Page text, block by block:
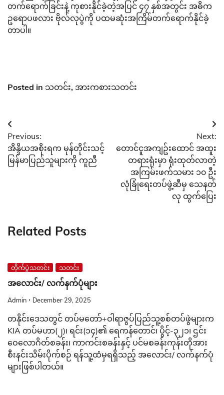
တက်ရောက်ခြင်းနဲ့ ကုစားနိုင်ခဲ့တဲ့အပြင် ၄၇ နှစ်အတွင်း အဓိက
ဥရောပဖလား ဗိုလ်လုပွဲကို ပထမဆုံးအကြိမ်တက်ရောက်နိုင်ခဲ့
တာပါ။
Posted in သတင်း, အားကစားသတင်း
Post
navigation
Previous:
အိန္ဒိယအစိုးရက မုန်တိုင်းသင့်
မြန်မာပြည်သူများကို ကူညီ
Next:
တောင်ငူအကျဥ်းထောင် အထူး
တရားရုံးမှာ ရုံးထုတ်လာတဲ့
အကြမ်းဖက်သမား ၁၀ ဦး
လုံခြုံရေးတပ်ဖွဲ့ဆီမှ သေနတ်
လု ထွက်ပြေး
Related Posts
တိုက်ပွဲသတင်း သတင်း
အလောင်း/ လက်နက်ပုံများ
Admin December 29, 2025
တနိုင်းဒေသတွင် တပ်မတော်+ဝါရာဇွပ်ပြည်သူ့စစ်တပ်ဖွဲများက
KIA တပ်မဟာ(၂)၊ ရင်း(၁၄)၏ ရေကန်တောင်၊ ပွိင့်-၃၂၁၊ ဌင်း
ဝေလောဂိတ်စခန်း၊ ကာကင်းစခန်းနှင့် ပင်မစခန်းကုန်းတိုအား
စီးနင်းသိမ်းပိုက်စဉ် ရန်သူ့ထံမှရရှိသည့် အလောင်း/ လက်နက်ပုံ
များဖြစ်ပါတယ်။